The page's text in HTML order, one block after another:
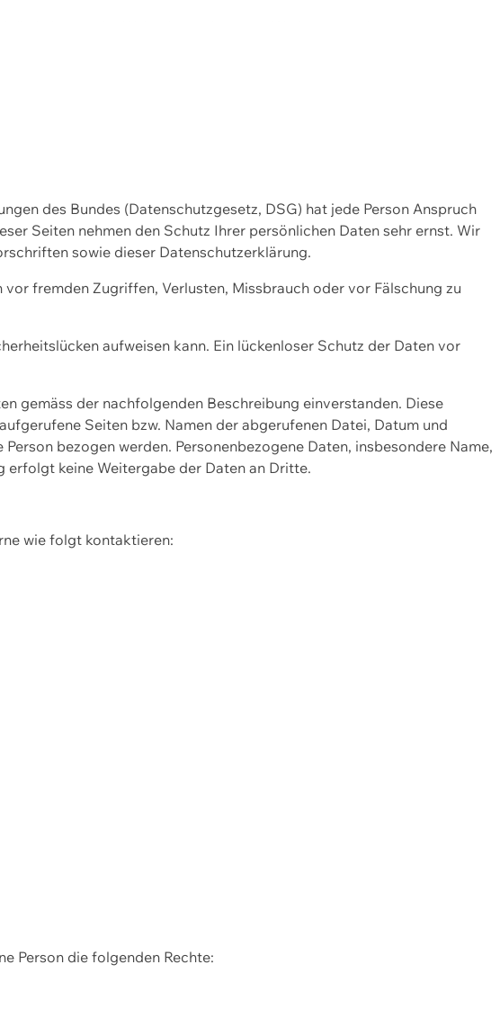
des Bundes (Datenschutzgesetz, DSG) hat jede Person Anspruch
Seiten nehmen den Schutz Ihrer persönlichen Daten sehr ernst. Wir
sowie dieser Datenschutzerklärung.
fremden Zugriffen, Verlusten, Missbrauch oder vor Fälschung zu
aufweisen kann. Ein lückenloser Schutz der Daten vor
gemäss der nachfolgenden Beschreibung einverstanden. Diese
Seiten bzw. Namen der abgerufenen Datei, Datum und
bezogen werden. Personenbezogene Daten, insbesondere Name,
erfolgt keine Weitergabe der Daten an Dritte.
wie folgt kontaktieren:
Person die folgenden Rechte: